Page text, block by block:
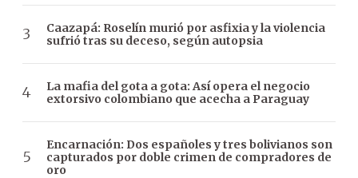
Caazapá: Roselín murió por asfixia y la violencia
sufrió tras su deceso, según autopsia
La mafia del gota a gota: Así opera el negocio
extorsivo colombiano que acecha a Paraguay
Encarnación: Dos españoles y tres bolivianos son
capturados por doble crimen de compradores de
oro